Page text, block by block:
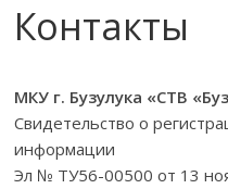
Контакты
МКУ г. Бузулука «СТВ
Свидетельство о
информации
Эл № ТУ56-00500 от 13